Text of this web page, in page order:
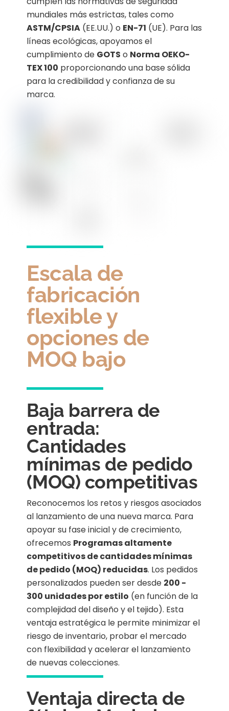
mundiales más estrictas, tales como
ASTM/CPSIA (EE.UU.) o EN-71 (UE). Para las
líneas ecológicas, apoyamos el
cumplimiento de GOTS o Norma OEKO-
TEX 100 proporcionando una base sólida
para la credibilidad y confianza de su
marca.
Escala de
fabricación
flexible y
opciones de
MOQ bajo
Baja barrera de
entrada:
Cantidades
mínimas de pedido
(MOQ) competitivas
Reconocemos los retos y riesgos asociados
al lanzamiento de una nueva marca. Para
apoyar su fase inicial y de crecimiento,
ofrecemos Programas altamente
competitivos de cantidades mínimas
de pedido (MOQ) reducidas. Los pedidos
personalizados pueden ser desde 200 -
300 unidades por estilo (en función de la
complejidad del diseño y el tejido). Esta
ventaja estratégica le permite minimizar el
riesgo de inventario, probar el mercado
con flexibilidad y acelerar el lanzamiento
de nuevas colecciones.
Ventaja directa de